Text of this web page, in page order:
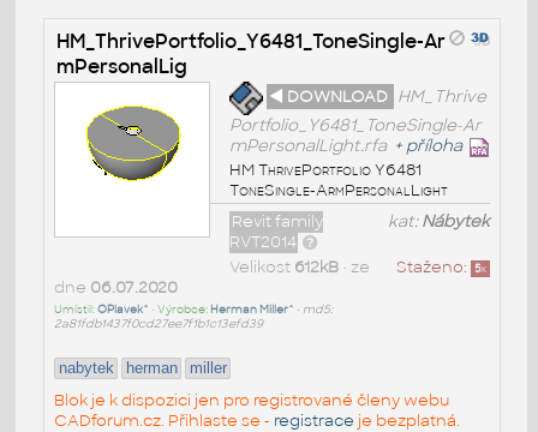
HM_ThrivePortfolio_Y6481_ToneSingle-Ar
mPersonalLig
◄ DOWNLOAD HM_Thrive
Portfolio_Y6481_ToneSingle-Ar
mPersonalLight.rfa + příloha
HM ThrivePortfolio Y6481
ToneSingle-ArmPersonalLight
kat:Nábytek
Revit family
RVT2014
Staženo: 5x
Velikost 612kB• ze
dne 06.07.2020
Umístil:OPlavek^ • Výrobce: Herman Miller^ • md5:
2a81fdb1437f0cd27ee7f1b1c13efd39
nabytek herman miller
Blok je k dispozici jen pro registrované členy webu
CADforum.cz. Přihlaste se - registrace je bezplatná.